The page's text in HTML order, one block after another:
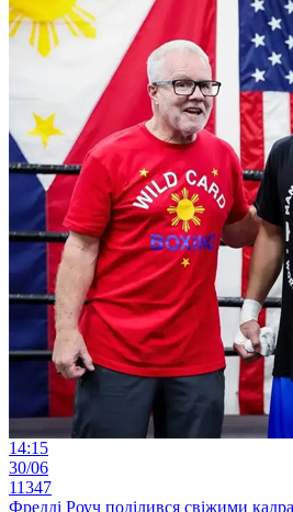
14:15
30/06
11347
Фредді Роуч поділився свіжими